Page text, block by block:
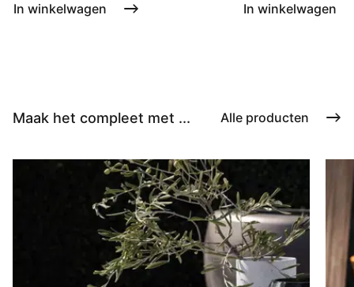
In winkelwagen In winkelwagen
Maak het compleet met ... Alle producten